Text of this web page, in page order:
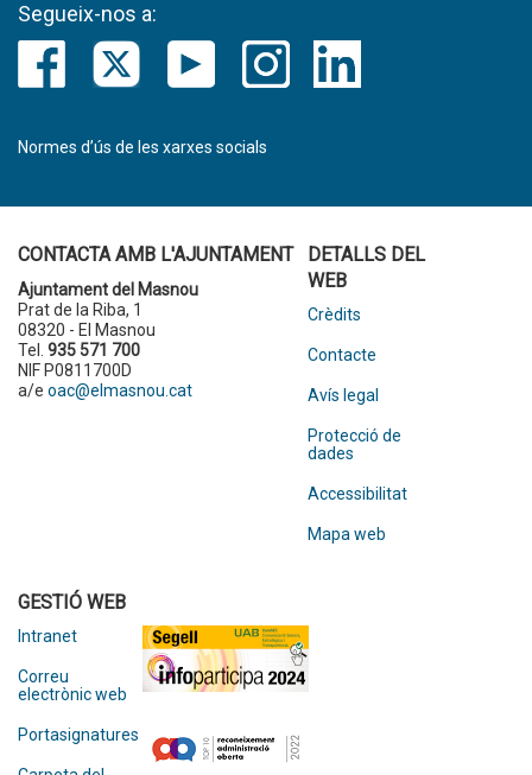
Segueix-nos a:
Normes d’ús de les xarxes socials
CONTACTA AMB L'AJUNTAMENT
Ajuntament del Masnou
Prat de la Riba, 1
08320 - El Masnou
Tel. 935 571 700
NIF P0811700D
a/e oac@elmasnou.cat
DETALLS DEL
WEB
Crèdits
Contacte
Avís legal
Protecció de
dades
Accessibilitat
Mapa web
GESTIÓ WEB
Intranet
Correu
electrònic web
Portasignatures